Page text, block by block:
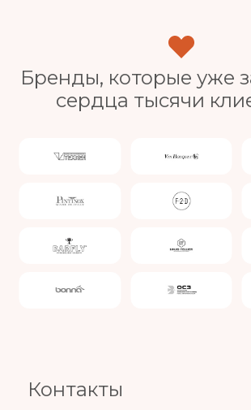
Бренды, которые уже
сердца тысячи
Контакты